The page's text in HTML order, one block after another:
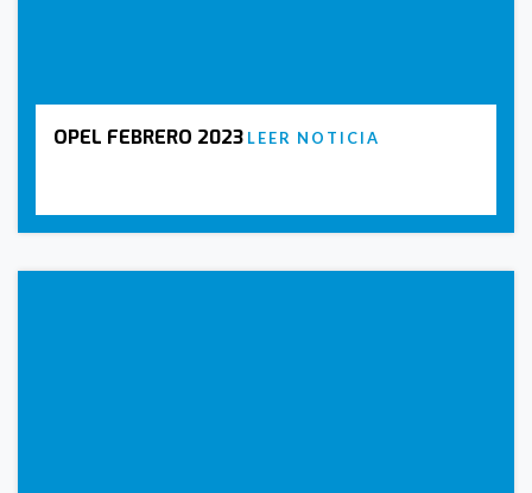
OPEL FEBRERO 2023 LEER NOTICIA